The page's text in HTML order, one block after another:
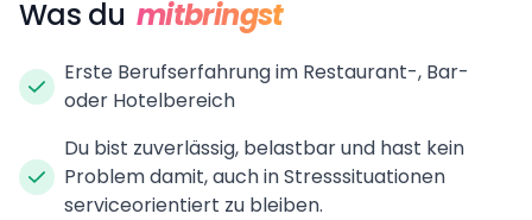
Was du mitbringst
Erste Berufserfahrung im Restaurant-, Bar-
oder Hotelbereich
Du bist zuverlässig, belastbar und hast kein
Problem damit, auch in Stresssituationen
serviceorientiert zu bleiben.